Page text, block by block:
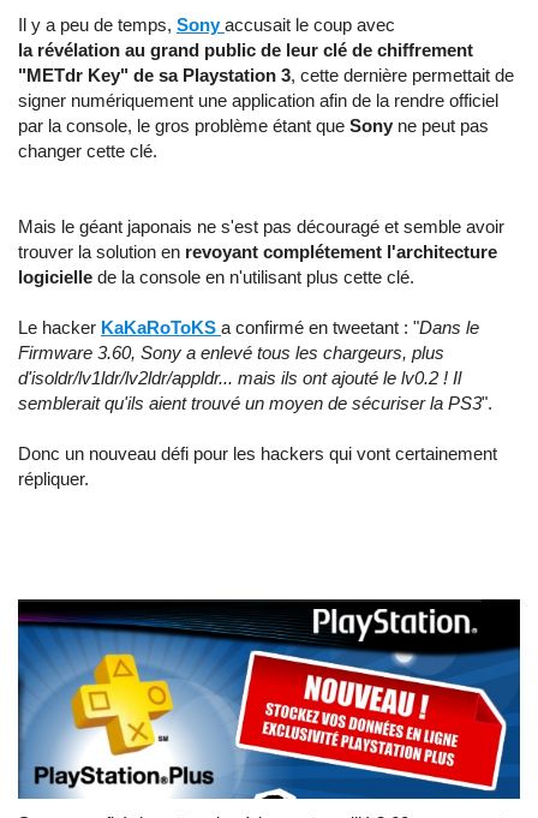
Il y a peu de temps, Sonyaccusait le coup avec
la révélation au grand public de leur clé de chiffrement
"METdr Key" de sa Playstation 3, cette dernière permettait de
signer numériquement une application afin de la rendre officiel
par la console, le gros problème étant que Sony ne peut pas
changer cette clé.
Mais le géant japonais ne s'est pas découragé et semble avoir
trouver la solution en revoyant complétement l'architecture
logicielle de la console en n'utilisant plus cette clé.
Le hacker KaKaRoToKS a confirmé en tweetant : "Dans le
Firmware 3.60, Sony a enlevé tous les chargeurs, plus
d'isoldr/lv1ldr/lv2ldr/appldr... mais ils ont ajouté le lv0.2 ! Il
semblerait qu'ils aient trouvé un moyen de sécuriser la PS3".
Donc un nouveau défi pour les hackers qui vont certainement
répliquer.